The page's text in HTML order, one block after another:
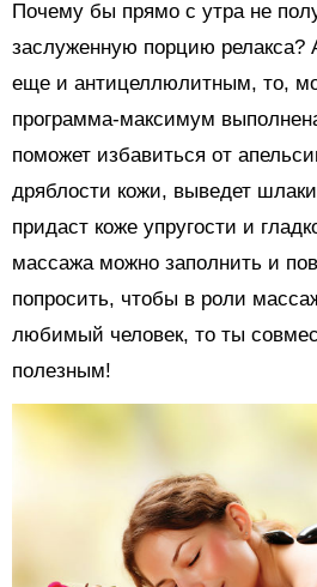
Почему бы прямо с утра не
заслуженную порцию релакса?
еще и антицеллюлитным, то,
программа-максимум
поможет избавиться от
дряблости кожи, выведет
придаст коже упругости и
массажа можно заполнить и
попросить, чтобы в роли
любимый человек, то ты
полезным!